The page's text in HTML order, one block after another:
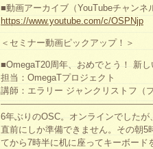
■動画アーカイブ（YouTubeチャンネ
https://www.youtube.com/c/OSPNjp
＜セミナー動画ピックアップ！＞
■OmegaT20周年、おめでとう！ 新
担当：OmegaTプロジェクト
講師：エラリー ジャンクリストフ（
6年ぶりのOSC。オンラインでした
直前にしか準備できません。その朝5
てから7時半に机に座ってキーボード